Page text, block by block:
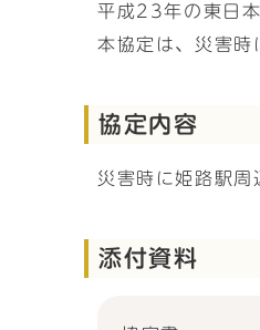
平成23年の東日
本協定は、災害時
協定内容
災害時に姫路駅
添付資料